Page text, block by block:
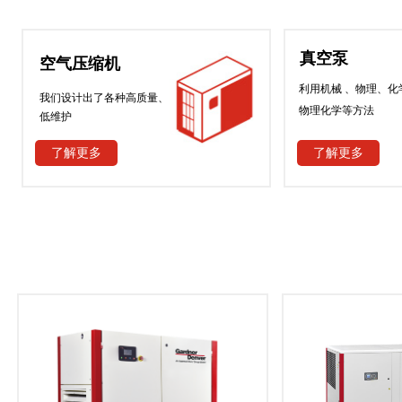
空气压缩机
我们设计出了各种高质量、
低维护
了解更多
真空泵
利用机械 、物理、化
物理化学等方法
了解更多